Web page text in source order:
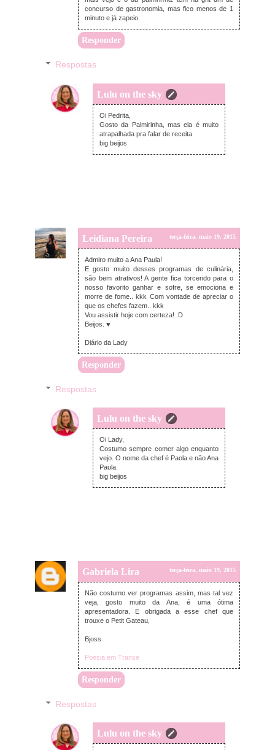
concurso de gastronomia, mas fico menos de 1
minuto e já zapeio.
Responder
Respostas
Lulu on the sky
terça-feira, maio 19, 2015
Oi Pedrita,
Gosto da Palmirinha, mas ela é muito
atrapalhada pra falar de receita
big beijos
Leidiana Pereira terça-feira, maio 19, 2015
Admiro muito a Ana Paula!
E gosto muito desses programas de culinária,
são bem atrativos! A gente fica torcendo para o
nosso favorito ganhar e sofre, se emociona e
morre de fome.. kkk Com vontade de apreciar o
que os chefes fazem.. kkk
Vou assistir hoje com certeza! :D
Beijos. ♥
Diário da Lady
Responder
Respostas
Lulu on the sky
terça-feira, maio 19, 2015
Oi Lady,
Costumo sempre comer algo enquanto
vejo. O nome da chef é Paola e não Ana
Paula.
big beijos
Gabriela Lira terça-feira, maio 19, 2015
Não costumo ver programas assim, mas tal vez
veja, gosto muito da Ana, é uma ótima
apresentadora. E obrigada a esse chef que
trouxe o Petit Gateau,
Bjoss
Poesia em Transe
Responder
Respostas
Lulu on the sky
terça-feira, maio 19, 2015